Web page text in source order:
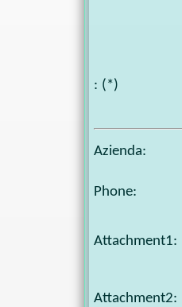
: (*)
Azienda:
Phone:
Attachment1:
Attachment2: